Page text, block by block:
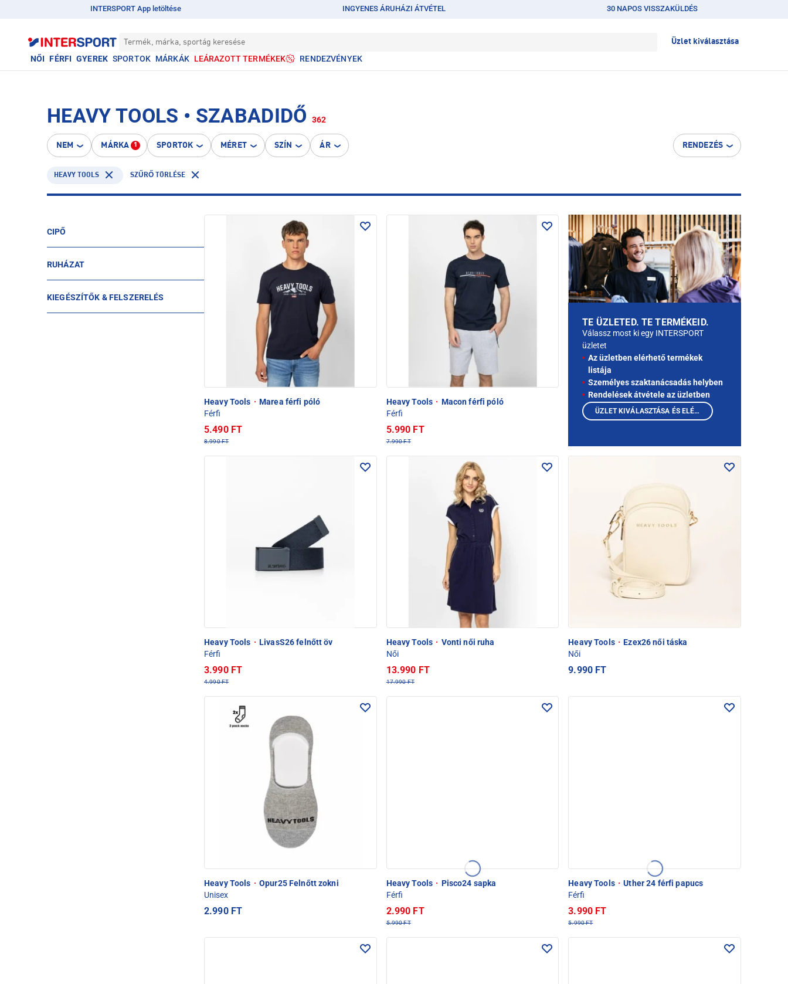
INTERSPORT App letöltése INGYENES ÁRUHÁZI ÁTVÉTEL 30 NAPOS VISSZAKÜLDÉS
Termék, márka, sportág keresése Üzlet kiválasztása
NŐI FÉRFI GYEREK SPORTOK MÁRKÁK LEÁRAZOTT TERMÉKEK RENDEZVÉNYEK
HEAVY TOOLS • SZABADIDŐ 362
NEM MÁRKA 1 SPORTOK MÉRET SZÍN ÁR RENDEZÉS
HEAVY TOOLS SZŰRŐ TÖRLÉSE
CIPŐ
RUHÁZAT
KIEGÉSZÍTŐK & FELSZERELÉS
Heavy Tools · Marea férfi póló
Férfi
5.490 FT
8.990 FT
Heavy Tools · Macon férfi póló
Férfi
5.990 FT
7.990 FT
Heavy Tools · LivasS26 felnőtt öv
Férfi
3.990 FT
4.990 FT
Heavy Tools · Vonti női ruha
Női
13.990 FT
17.990 FT
Heavy Tools · Ezex26 női táska
Női
9.990 FT
Heavy Tools · Opur25 Felnőtt zokni
Unisex
2.990 FT
Heavy Tools · Pisco24 sapka
Férfi
2.990 FT
5.990 FT
Heavy Tools · Uther 24 férfi papucs
Férfi
3.990 FT
5.990 FT
TE ÜZLETED. TE TERMÉKEID.
Válassz most ki egy INTERSPORT
üzletet
Az üzletben elérhető termékek
listája
Személyes szaktanácsadás helyben
Rendelések átvétele az üzletben
ÜZLET KIVÁLASZTÁSA ÉS ELÉRHETŐ TERMÉKEK MEGTEKINTÉSE